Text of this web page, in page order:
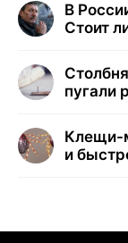
В
Стоит
пугали
Клещи-
и